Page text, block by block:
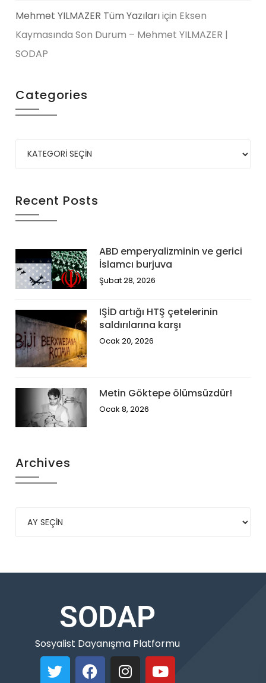
Mehmet YILMAZER Tüm Yazılarıiçin Eksen
Kaymasında Son Durum – Mehmet YILMAZER |
SODAP
Categories
Recent Posts
ABD emperyalizminin ve gerici
İslamcı burjuva
Şubat 28, 2026
IŞİD artığı HTŞ çetelerinin
saldırılarına karşı
Ocak 20, 2026
Metin Göktepe ölümsüzdür!
Ocak 8, 2026
Archives
SODAP
Sosyalist Dayanışma Platformu